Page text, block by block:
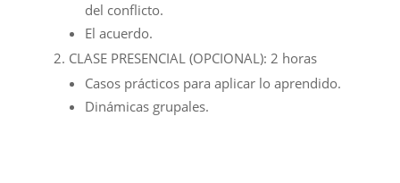
del conflicto.
El acuerdo.
CLASE PRESENCIAL (OPCIONAL): 2 horas
Casos prácticos para aplicar lo aprendido.
Dinámicas grupales.